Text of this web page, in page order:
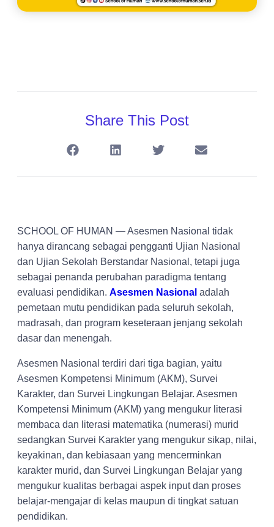
Share This Post
SCHOOL OF HUMAN — Asesmen Nasional tidak
hanya dirancang sebagai pengganti Ujian Nasional
dan Ujian Sekolah Berstandar Nasional, tetapi juga
sebagai penanda perubahan paradigma tentang
evaluasi pendidikan. Asesmen Nasional adalah
pemetaan mutu pendidikan pada seluruh sekolah,
madrasah, dan program keseteraan jenjang sekolah
dasar dan menengah.
Asesmen Nasional terdiri dari tiga bagian, yaitu
Asesmen Kompetensi Minimum (AKM), Survei
Karakter, dan Survei Lingkungan Belajar. Asesmen
Kompetensi Minimum (AKM) yang mengukur literasi
membaca dan literasi matematika (numerasi) murid
sedangkan Survei Karakter yang mengukur sikap, nilai,
keyakinan, dan kebiasaan yang mencerminkan
karakter murid, dan Survei Lingkungan Belajar yang
mengukur kualitas berbagai aspek input dan proses
belajar-mengajar di kelas maupun di tingkat satuan
pendidikan.